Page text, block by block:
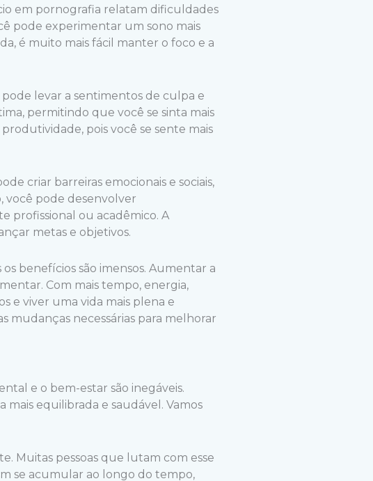
em pornografia relatam dificuldades
pode experimentar um sono mais
é muito mais fácil manter o foco e a
levar a sentimentos de culpa e
permitindo que você se sinta mais
pois você se sente mais
criar barreiras emocionais e sociais,
você pode desenvolver
profissional ou acadêmico. A
metas e objetivos.
benefícios são imensos. Aumentar a
Com mais tempo, energia,
e viver uma vida mais plena e
mudanças necessárias para melhorar
e o bem-estar são inegáveis.
equilibrada e saudável. Vamos
Muitas pessoas que lutam com esse
se acumular ao longo do tempo,